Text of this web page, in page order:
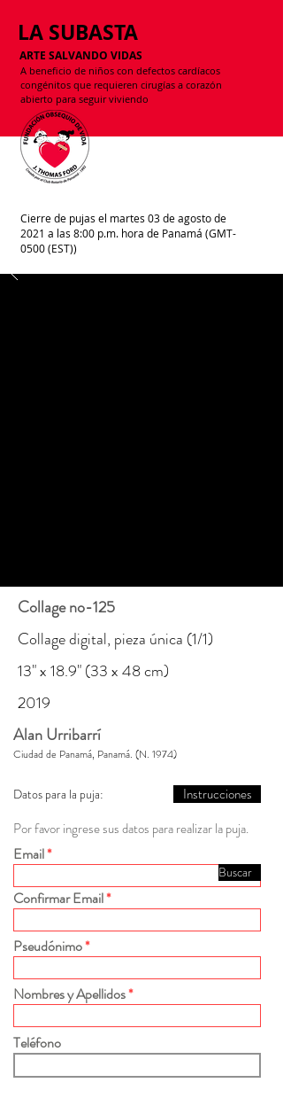
LA SUBASTA
ARTE SALVANDO VIDAS
A beneficio de niños con defectos cardíacos
congénitos que requieren cirugías a corazón
abierto para seguir viviendo
Cierre de pujas el martes 03 de agosto de
2021 a las 8:00 p.m. hora de Panamá (GMT-
0500 (EST))
Collage no-125
Collage digital, pieza única (1/1)
13" x 18.9" (33 x 48 cm)
2019
Alan Urribarrí
Ciudad de Panamá, Panamá. (N. 1974)
Datos para la puja:
Instrucciones
Por favor ingrese sus datos para realizar la puja.
Email
Buscar
Confirmar Email
Pseudónimo
Nombres y Apellidos
Teléfono